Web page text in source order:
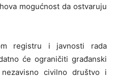
mogućnost da ostvaruju
registru i javnosti rada
će ograničiti građanski
civilno društvo i